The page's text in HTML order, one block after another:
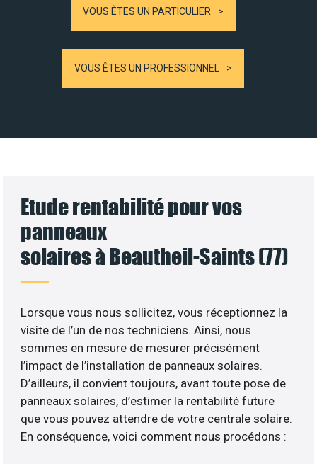
VOUS ÊTES UN PARTICULIER
VOUS ÊTES UN PROFESSIONNEL
Etude rentabilité pour vos
panneaux
solaires à Beautheil-Saints (77)
Lorsque vous nous sollicitez, vous réceptionnez la
visite de l’un de nos techniciens. Ainsi, nous
sommes en mesure de mesurer précisément
l’impact de l’installation de panneaux solaires.
D’ailleurs, il convient toujours, avant toute pose de
panneaux solaires, d’estimer la rentabilité future
que vous pouvez attendre de votre centrale solaire.
En conséquence, voici comment nous procédons :